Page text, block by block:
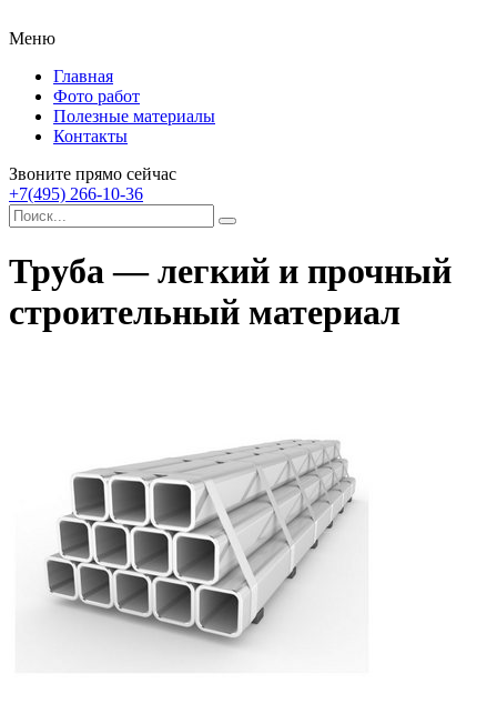
Меню
Главная
Фото работ
Полезные материалы
Контакты
Звоните прямо сейчас
+7(495) 266-10-36
Труба — легкий и прочный
строительный материал